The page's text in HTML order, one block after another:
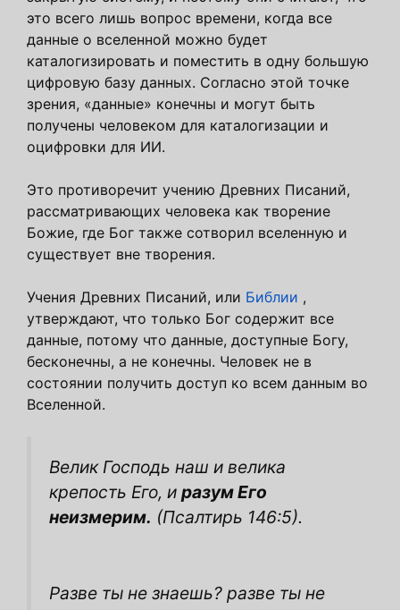
это всего лишь вопрос времени, когда все
данные о вселенной можно будет
каталогизировать и поместить в одну большую
цифровую базу данных. Согласно этой точке
зрения, «данные» конечны и могут быть
получены человеком для каталогизации и
оцифровки для ИИ.
Это противоречит учению Древних Писаний,
рассматривающих человека как творение
Божие, где Бог также сотворил вселенную и
существует вне творения.
Учения Древних Писаний, или Библии ,
утверждают, что только Бог содержит все
данные, потому что данные, доступные Богу,
бесконечны, а не конечны. Человек не в
состоянии получить доступ ко всем данным во
Вселенной.
Велик Господь наш и велика
крепость Его, и разум Его
неизмерим. (Псалтирь 146:5).
Разве ты не знаешь? разве ты не